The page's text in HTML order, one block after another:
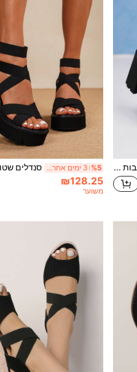
נעלי פלטפורמה עבות עם עקב טריז לנשים וקשירת פפיון, פלטפורמה, בוהן מעוגלת, עקב עבה, שחור, נעלי לופר לנשים %5 3 ימים אחרונים
₪128.25
משוער